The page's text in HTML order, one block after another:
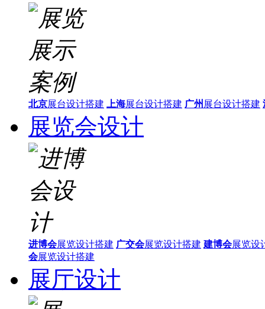
北京展台设计搭建 上海展台设计搭建 广州 展台设计搭建
展览会设计
进博会展览设计搭建 广交会展览设计搭建 建博会展览设
会展览设计搭建
展厅设计